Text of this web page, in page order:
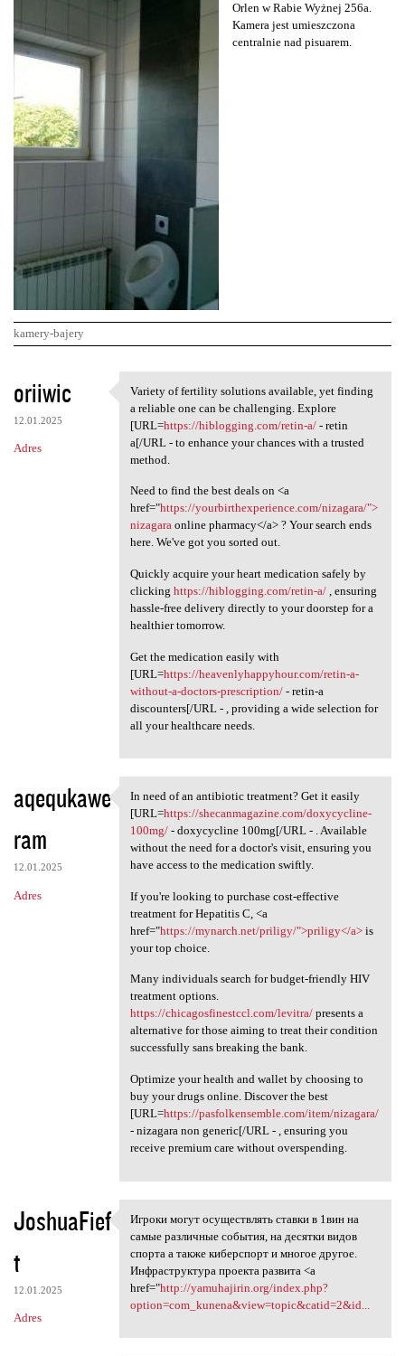
Orlen w Rabie Wyżnej 256a.
Kamera jest umieszczona
centralnie nad pisuarem.
kamery-bajery
K
o
m
e
oriiwic
12.01.2025
Adres
Variety of fertility
Variety of fertility solutions available, yet finding
a reliable one can be challenging. Explore
[URL=https://hiblogging.com/retin-a/- retin
a[/URL - to enhance your chances with a trusted
method.
Need to find the best deals on <a
href="https://yourbirthexperience.com/nizagara/">
nizagaraonline pharmacy</a> ? Your search ends
here. We've got you sorted out.
Quickly acquire your heart medication safely by
clicking https://hiblogging.com/retin-a/, ensuring
hassle-free delivery directly to your doorstep for a
healthier tomorrow.
Get the medication easily with
[URL=https://heavenlyhappyhour.com/retin-a-
without-a-doctors-prescription/- retin-a
discounters[/URL - , providing a wide selection for
all your healthcare needs.
aqequkawe
ram
12.01.2025
Adres
In need of an antibiotic
In need of an antibiotic treatment? Get it easily
[URL=https://shecanmagazine.com/doxycycline-
100mg/- doxycycline 100mg[/URL - . Available
without the need for a doctor's visit, ensuring you
have access to the medication swiftly.
If you're looking to purchase cost-effective
treatment for Hepatitis C, <a
href="https://mynarch.net/priligy/">priligy</a>is
your top choice.
Many individuals search for budget-friendly HIV
treatment options.
https://chicagosfinestccl.com/levitra/presents a
alternative for those aiming to treat their condition
successfully sans breaking the bank.
Optimize your health and wallet by choosing to
buy your drugs online. Discover the best
[URL=https://pasfolkensemble.com/item/nizagara/
- nizagara non generic[/URL - , ensuring you
receive premium care without overspending.
JoshuaFief
t
12.01.2025
Adres
Игроки могут осуществлять
Игроки могут осуществлять ставки в 1вин на
самые различные события, на десятки видов
спорта а также киберспорт и многое другое.
Инфраструктура проекта развита <a
href="http://yamuhajirin.org/index.php?
option=com_kunena&view=topic&catid=2&id...